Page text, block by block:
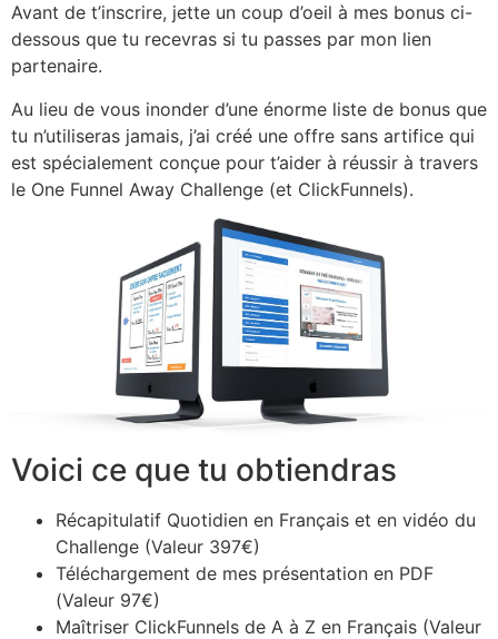
Avant de t’inscrire, jette un coup d’oeil à mes bonus ci-
dessous que tu recevras si tu passes par mon lien
partenaire.
Au lieu de vous inonder d’une énorme liste de bonus que
tu n’utiliseras jamais, j’ai créé une offre sans artifice qui
est spécialement conçue pour t’aider à réussir à travers
le One Funnel Away Challenge (et ClickFunnels).
Voici ce que tu obtiendras
Récapitulatif Quotidien en Français et en vidéo du
Challenge (Valeur 397€)
Téléchargement de mes présentation en PDF
(Valeur 97€)
Maîtriser ClickFunnels de A à Z en Français (Valeur